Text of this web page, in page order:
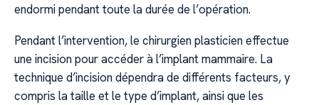
endormi pendant toute la durée de l’opération.
Pendant l’intervention, le chirurgien plasticien effectue
une incision pour accéder à l’implant mammaire. La
technique d’incision dépendra de différents facteurs, y
compris la taille et le type d’implant, ainsi que les